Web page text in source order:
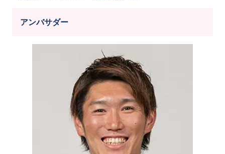
アンバサダー